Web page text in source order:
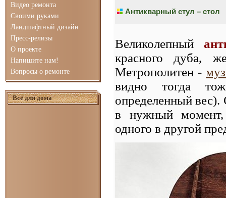
Видео ремонта
Своими руками
Ландшафтный дизайн
Пресс-релизы
О проекте
Напишите нам!
Вопросы о ремонте
Всё для дома
Антикварный стул – стол
Великолепный
красного дуба,
Метрополитен -
видно тогда
определенный вес).
в нужный момент,
одного в другой